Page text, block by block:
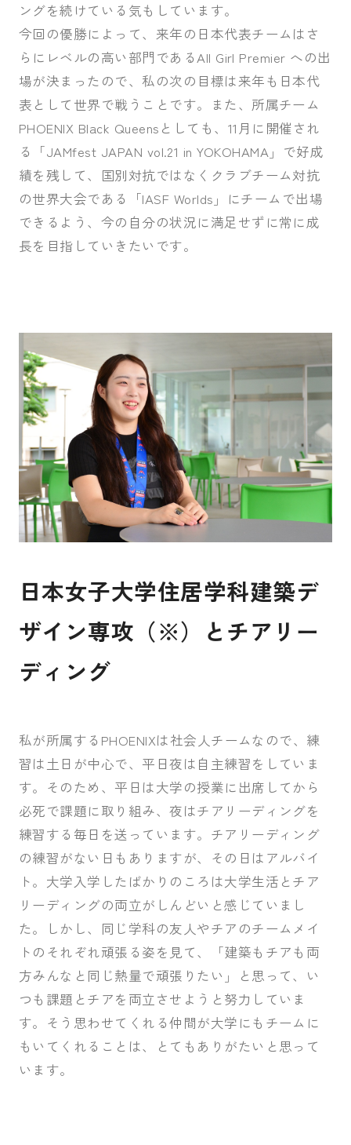
ングを続けている気もしています。
今回の優勝によって、来年の日本代表チームはさ
らにレベルの高い部門であるAll Girl Premier への出
場が決まったので、私の次の目標は来年も日本代
表として世界で戦うことです。また、所属チーム
PHOENIX Black Queensとしても、11月に開催され
る「JAMfest JAPAN vol.21 in YOKOHAMA」で好成
績を残して、国別対抗ではなくクラブチーム対抗
の世界大会である「IASF Worlds」にチームで出場
できるよう、今の自分の状況に満足せずに常に成
長を目指していきたいです。
日本女子大学住居学科建築デ
ザイン専攻（※）とチアリー
ディング
私が所属するPHOENIXは社会人チームなので、練
習は土日が中心で、平日夜は自主練習をしていま
す。そのため、平日は大学の授業に出席してから
必死で課題に取り組み、夜はチアリーディングを
練習する毎日を送っています。チアリーディング
の練習がない日もありますが、その日はアルバイ
ト。大学入学したばかりのころは大学生活とチア
リーディングの両立がしんどいと感じていまし
た。しかし、同じ学科の友人やチアのチームメイ
トのそれぞれ頑張る姿を見て、「建築もチアも両
方みんなと同じ熱量で頑張りたい」と思って、い
つも課題とチアを両立させようと努力していま
す。そう思わせてくれる仲間が大学にもチームに
もいてくれることは、とてもありがたいと思って
います。